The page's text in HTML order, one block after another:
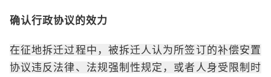
确认行政协议的效力
在征地拆迁过程中，被拆迁人认为所签订的补偿安置
协议违反法律、法规强制性规定，或者人身受限制时